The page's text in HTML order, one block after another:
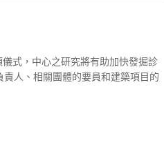
式，中心之研究將有助加快發掘診
人、相關團體的要員和建築項目的